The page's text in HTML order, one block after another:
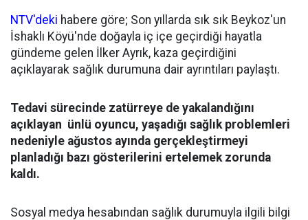
NTV'deki habere göre; Son yıllarda sık sık Beykoz'un
İshaklı Köyü'nde doğayla iç içe geçirdiği hayatla
gündeme gelen İlker Ayrık, kaza geçirdiğini
açıklayarak sağlık durumuna dair ayrıntıları paylaştı.
Tedavi sürecinde zatürreye de yakalandığını
açıklayan ünlü oyuncu, yaşadığı sağlık problemleri
nedeniyle ağustos ayında gerçekleştirmeyi
planladığı bazı gösterilerini ertelemek zorunda
kaldı.
Sosyal medya hesabından sağlık durumuyla ilgili bilgi